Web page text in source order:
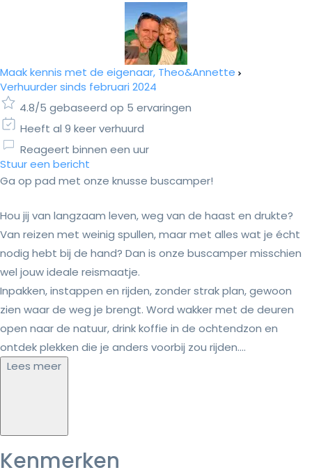
Maak kennis met de eigenaar, Theo&Annette
Verhuurder sinds februari 2024
4.8/5 gebaseerd op 5 ervaringen
Heeft al 9 keer verhuurd
Reageert binnen een uur
Stuur een bericht
Ga op pad met onze knusse buscamper!
Hou jij van langzaam leven, weg van de haast en drukte?
Van reizen met weinig spullen, maar met alles wat je écht
nodig hebt bij de hand? Dan is onze buscamper misschien
wel jouw ideale reismaatje.
Inpakken, instappen en rijden, zonder strak plan, gewoon
zien waar de weg je brengt. Word wakker met de deuren
open naar de natuur, drink koffie in de ochtendzon en
ontdek plekken die je anders voorbij zou rijden....
Lees meer
Kenmerken